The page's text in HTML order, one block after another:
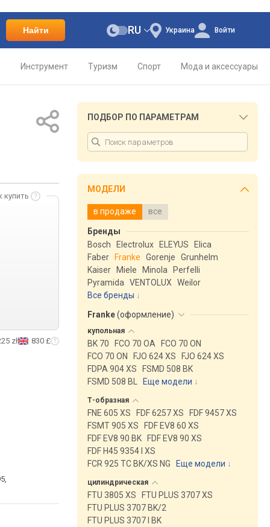
Найти Украина
RU Войти
Инструмент Туризм Спорт Мода и аксессуары
купить
zł 830 £
ПОДБОР ПО ПАРАМЕТРАМ
МОДЕЛИ
в продаже все
Бренды
Bosch
Electrolux ELEYUS
Elica
Faber
Franke Gorenje
Grunhelm
Kaiser
Miele Minola
Perfelli
Pyramida
VENTOLUX
Weilor
Все бренды
Franke(оформление)
купольная
BK 70 FCO 70 OA
FCO 70 ON
FCO 70 ON
FJO 624 XS
FJO 624 XS
FDPA 904 XS
FSMD 508 BK
FSMD 508 BL
Еще модели ↓
Т-образная
FNE 605 XS FDF 6257 XS
FDF 9457 XS
FSMT 905 XS
FDF EV8 60 XS
FDF EV8 90 BK
FDF EV8 90 XS
FDF H45 9354 I XS
FCR 925 TC BK/XS NG
Еще модели ↓
цилиндрическая
FTU 3805 XS
FTU PLUS 3707 XS
FTU PLUS 3707 BK/2
FTU PLUS 3707 I BK